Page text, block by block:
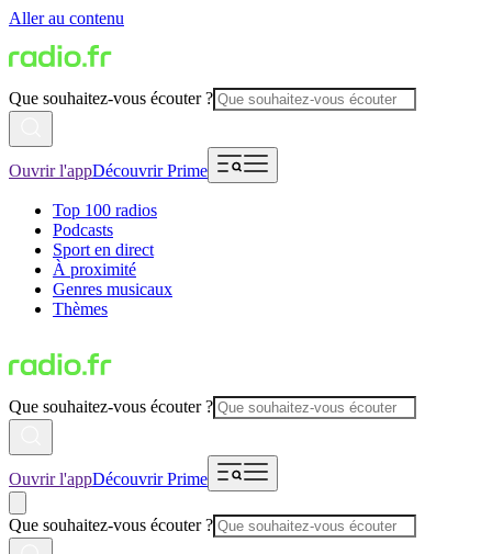
Aller au contenu
Que souhaitez-vous écouter ?
Ouvrir l'appDécouvrir Prime
Top 100 radios
Podcasts
Sport en direct
À proximité
Genres musicaux
Thèmes
Que souhaitez-vous écouter ?
Ouvrir l'appDécouvrir Prime
Que souhaitez-vous écouter ?